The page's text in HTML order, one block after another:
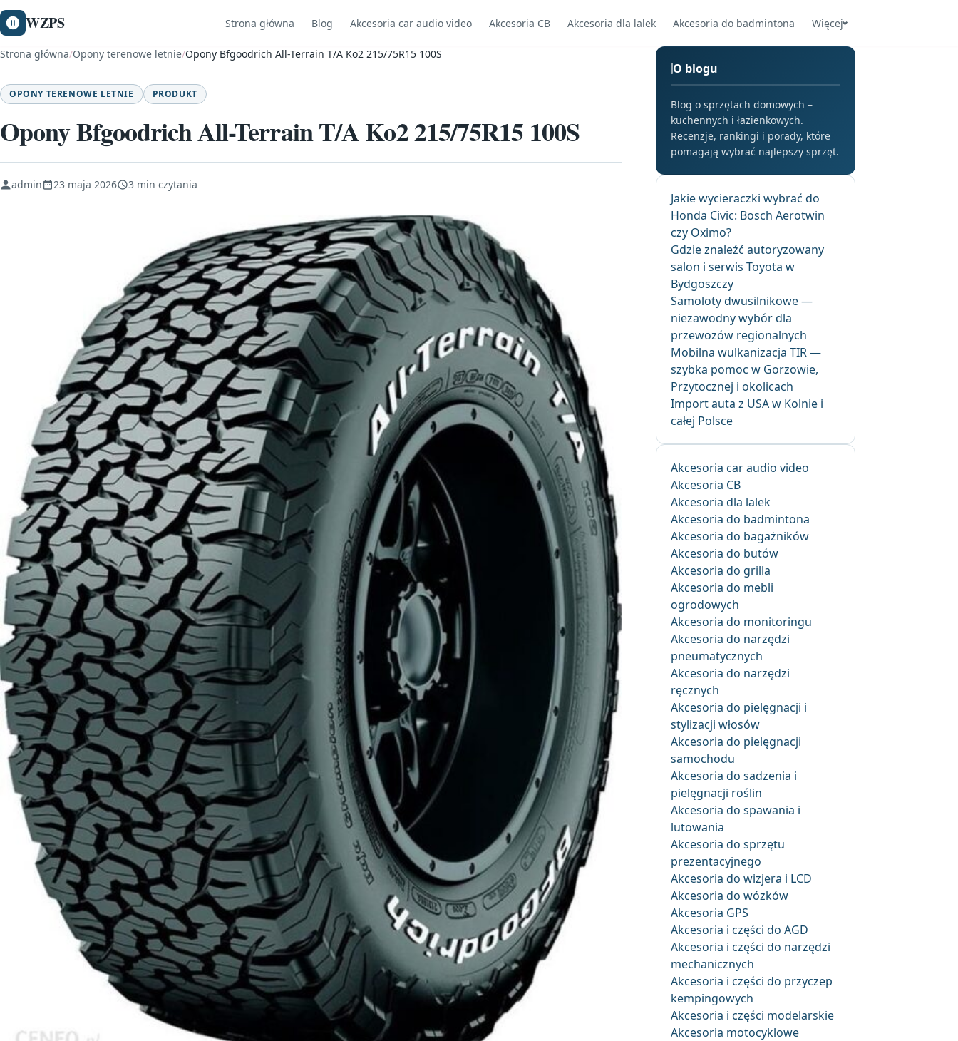
WZPS Strona główna Blog Akcesoria car audio video Akcesoria CB Akcesoria dla lalek Akcesoria do badmintona Więcej
Strona główna/Opony terenowe letnie/Opony Bfgoodrich All-Terrain T/A Ko2 215/75R15 100S
OPONY TERENOWE LETNIE PRODUKT
Opony Bfgoodrich All-Terrain T/A Ko2 215/75R15 100S
admin 23 maja 2026 3 min czytania
O blogu
Blog o sprzętach domowych –
kuchennych i łazienkowych.
Recenzje, rankingi i porady, które
pomagają wybrać najlepszy sprzęt.
Jakie wycieraczki wybrać do
Honda Civic: Bosch Aerotwin
czy Oximo?
Gdzie znaleźć autoryzowany
salon i serwis Toyota w
Bydgoszczy
Samoloty dwusilnikowe —
niezawodny wybór dla
przewozów regionalnych
Mobilna wulkanizacja TIR —
szybka pomoc w Gorzowie,
Przytocznej i okolicach
Import auta z USA w Kolnie i
całej Polsce
Akcesoria car audio video
Akcesoria CB
Akcesoria dla lalek
Akcesoria do badmintona
Akcesoria do bagażników
Akcesoria do butów
Akcesoria do grilla
Akcesoria do mebli
ogrodowych
Akcesoria do monitoringu
Akcesoria do narzędzi
pneumatycznych
Akcesoria do narzędzi
ręcznych
Akcesoria do pielęgnacji i
stylizacji włosów
Akcesoria do pielęgnacji
samochodu
Akcesoria do sadzenia i
pielęgnacji roślin
Akcesoria do spawania i
lutowania
Akcesoria do sprzętu
prezentacyjnego
Akcesoria do wizjera i LCD
Akcesoria do wózków
Akcesoria GPS
Akcesoria i części do AGD
Akcesoria i części do narzędzi
mechanicznych
Akcesoria i części do przyczep
kempingowych
Akcesoria i części modelarskie
Akcesoria motocyklowe